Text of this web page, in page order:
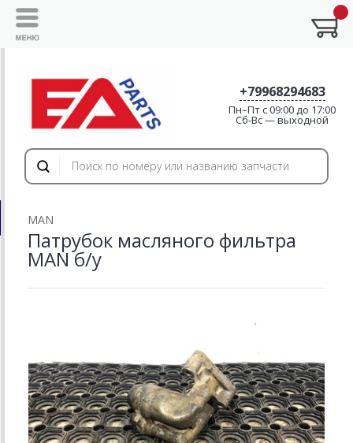
+79968294683
Пн–Пт с 09:00 до 17:00
Cб-Вс — выходной
MAN
Патрубок масляного фильтра
MAN б/у